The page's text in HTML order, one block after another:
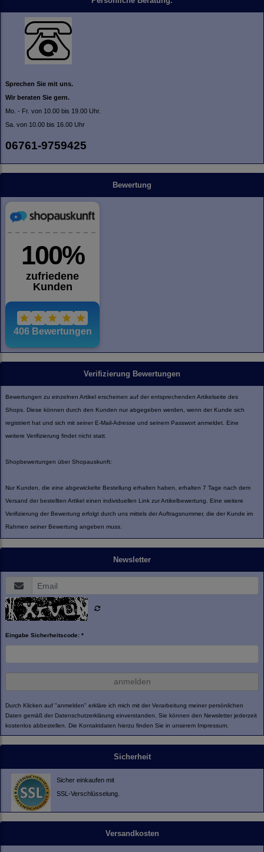
Sprechen Sie mit uns.
Wir beraten Sie gern.
Mo. - Fr. von 10.00 bis 19.00 Uhr.
Sa. von 10.00 bis 16.00 Uhr
06761-9759425
Bewertung
Verifizierung Bewertungen
Bewertungen zu einzelnen Artikel erscheinen auf der entsprechenden Artikelseite des
Shops. Diese können durch den Kunden nur abgegeben werden, wenn der Kunde sich
registriert hat und sich mit seiner E-Mail-Adresse und seinem Passwort anmeldet. Eine
weitere Verifizierung findet nicht statt.
Shopbewertungen über Shopauskunft:
Nur Kunden, die eine abgewickelte Bestellung erhalten haben, erhalten 7 Tage nach dem
Versand der bestellten Artikel einen individuellen Link zur Artikelbewertung. Eine weitere
Verifizierung der Bewertung erfolgt durch uns mittels der Auftragsnummer, die der Kunde im
Rahmen seiner Bewertung angeben muss.
Newsletter
Eingabe Sicherheitscode: *
anmelden
Durch Klicken auf "anmelden" erkläre ich mich mit der Verarbeitung meiner persönlichen
Daten gemäß der Datenschutzerklärung einverstanden. Sie können den Newsletter jederzeit
kostenlos abbestellen. Die Kontaktdaten hierzu finden Sie in unserem Impressum.
Sicherheit
Sicher einkaufen mit
SSL-Verschlüsselung.
Versandkosten